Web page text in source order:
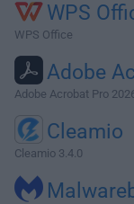
WPS
WPS Office
Adobe
Adobe Acrobat Pro
Cleamio
Cleamio 3.4.0